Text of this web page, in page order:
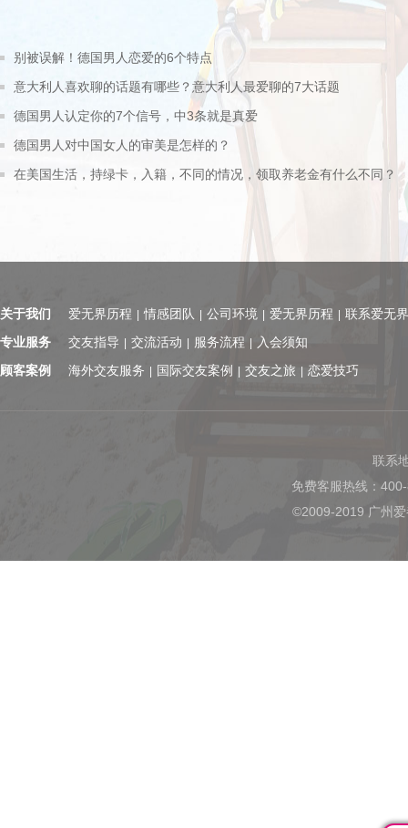
别被误解！德国男人恋爱的6个特点
意大利人喜欢聊的话题有哪些？意大利人最爱聊的7大话题
德国男人认定你的7个信号，中3条就是真爱
德国男人对中国女人的审美是怎样的？
在美国生活，持绿卡，入籍，不同的情况，领取养老金有什么不同？
关于我们 爱无界历程 情感团队 公司环境 爱无界历程
联系爱无界
专业服务
交友指导 交流活动 服务流程
入会须知
顾客案例
海外交友服务 国际交友案例 交友之旅 恋爱技巧
联系
免费客服热线：400-
©2009-2019 广州